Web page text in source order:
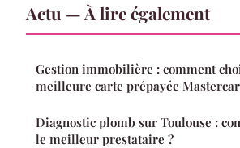
Actu — À lire également
Gestion immobilière : comment
meilleure carte prépayée
Diagnostic plomb sur Toulouse :
le meilleur prestataire ?